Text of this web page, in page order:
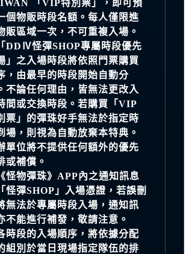
「VIP特別票」，即可預
個物販時段名額。每人僅限進
販區域一次，不可重複入場。
DDⅣ怪彈SHOP專屬時段優先
」之入場時段將依照門票購買
，由最早的時段開始自動分
不論任何理由，皆無法更改入
間或交換時段。若購買「VIP
票」的彈珠好手無法於指定時
場，則視為自動放棄本特典。
單位將不提供任何額外的優先
或補償。
怪物彈珠》APP內之通知訊息
怪彈SHOP」入場憑證，若誤刪
無法於專屬時段入場，通知訊
不能進行補發，敬請注意。
時段的入場順序，將依據分配
組別於當日現場指定隊伍的排